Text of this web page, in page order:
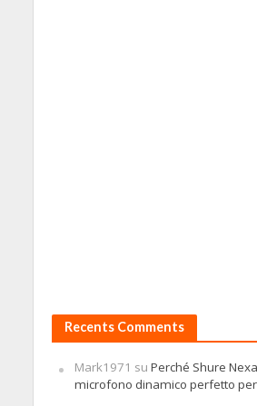
Recents Comments
Mark1971 su Perché Shure
microfono dinamico perfetto